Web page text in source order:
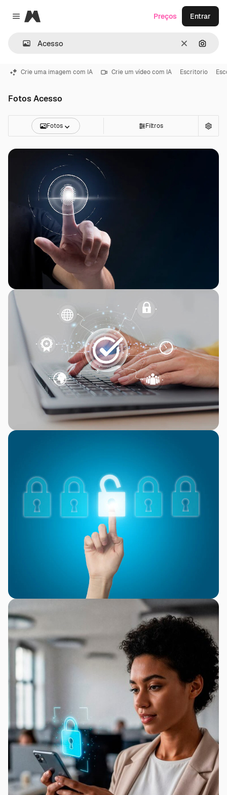
Close menu
Magnific
Limpar
Preços Entrar
Crie uma imagem com IA Crie um vídeo com IA Escritorio
Fotos Acesso
Fotos Filtros